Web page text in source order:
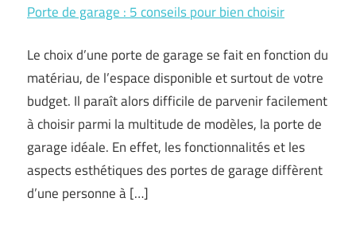
Porte de garage : 5 conseils pour bien choisir
Le choix d’une porte de garage se fait en fonction du
matériau, de l’espace disponible et surtout de votre
budget. Il paraît alors difficile de parvenir facilement
à choisir parmi la multitude de modèles, la porte de
garage idéale. En effet, les fonctionnalités et les
aspects esthétiques des portes de garage diffèrent
d’une personne à […]